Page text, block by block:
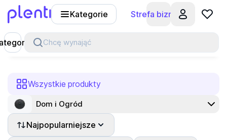
Kategorie Strefa biznesu
Chcę wynająć
Wszystkie produkty
Dom i Ogród
Najpopularniejsze